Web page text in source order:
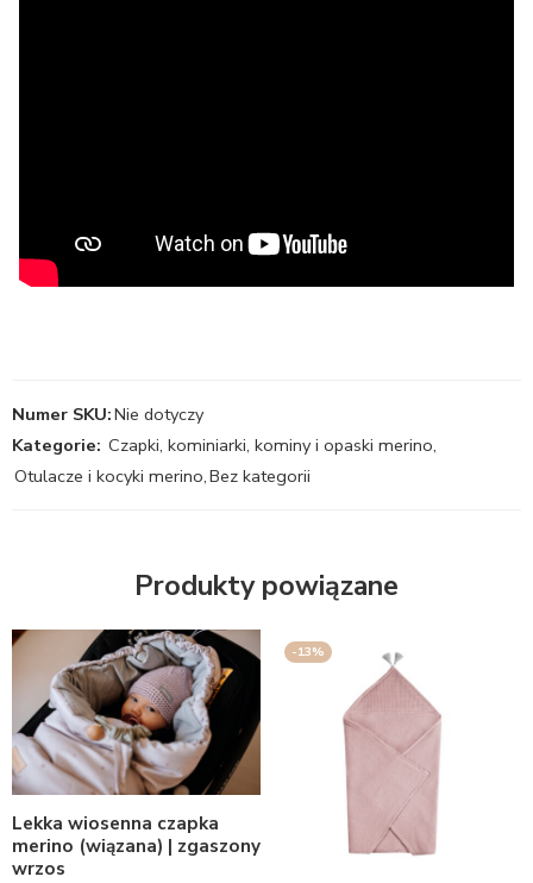
Numer SKU:Nie dotyczy
Kategorie: Czapki, kominiarki, kominy i opaski merino,
Otulacze i kocyki merino,Bez kategorii
Produkty powiązane
Lekka wiosenna czapka
merino (wiązana) | zgaszony
wrzos
-13%